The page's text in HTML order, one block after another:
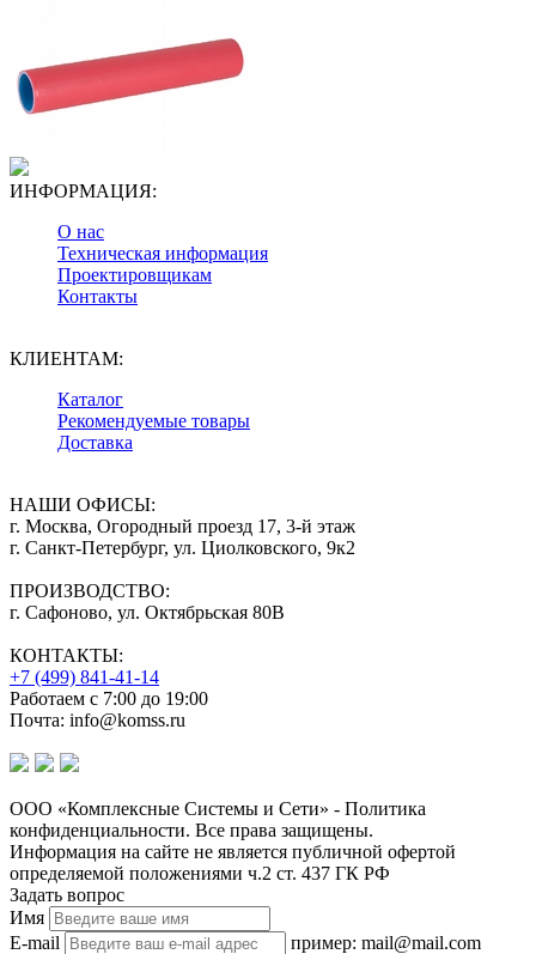
ИНФОРМАЦИЯ:
О нас
Техническая информация
Проектировщикам
Контакты
КЛИЕНТАМ:
Каталог
Рекомендуемые товары
Доставка
НАШИ ОФИСЫ:
г. Москва, Огородный проезд 17, 3-й этаж
г. Санкт-Петербург, ул. Циолковского, 9к2
ПРОИЗВОДСТВО:
г. Сафоново, ул. Октябрьская 80В
КОНТАКТЫ:
+7 (499) 841-41-14
Работаем с 7:00 до 19:00
Почта: info@komss.ru
ООО «Комплексные Системы и Сети» - Политика
конфиденциальности. Все права защищены.
Информация на сайте не является публичной офертой
определяемой положениями ч.2 ст. 437 ГК РФ
Задать вопрос
Имя
E-mail
пример: mail@mail.com